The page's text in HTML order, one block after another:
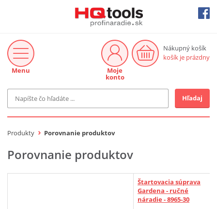
Značka
Makita-Záhrada
Bosch
Hľadaj
Menu
Nákupný košík
košík je prázdny
Moje
konto
Produkty Porovnanie produktov
Porovnanie produktov
Štartovacia súprava
Gardena - ručné
náradie - 8965-30